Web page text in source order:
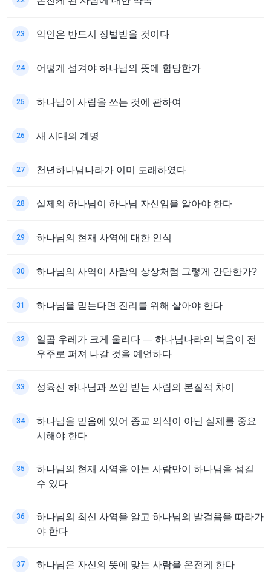
23 악인은 반드시 징벌받을 것이다
24 어떻게 섬겨야 하나님의 뜻에 합당한가
25 하나님이 사람을 쓰는 것에 관하여
26 새 시대의 계명
27 천년하나님나라가 이미 도래하였다
28 실제의 하나님이 하나님 자신임을 알아야 한다
29 하나님의 현재 사역에 대한 인식
30 하나님의 사역이 사람의 상상처럼 그렇게 간단한가?
31 하나님을 믿는다면 진리를 위해 살아야 한다
32
일곱 우레가 크게 울리다 ― 하나님나라의 복음이 전
우주로 퍼져 나갈 것을 예언하다
33 성육신 하나님과 쓰임 받는 사람의 본질적 차이
34
하나님을 믿음에 있어 종교 의식이 아닌 실제를 중요
시해야 한다
35
하나님의 현재 사역을 아는 사람만이 하나님을 섬길
수 있다
36
하나님의 최신 사역을 알고 하나님의 발걸음을 따라가
야 한다
37 하나님은 자신의 뜻에 맞는 사람을 온전케 한다